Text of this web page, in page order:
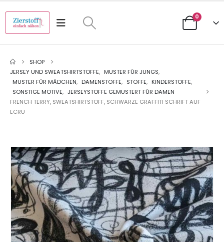
0
SHOP
JERSEY UND SWEATSHIRTSTOFFE, MUSTER FÜR JUNGS,
MUSTER FÜR MÄDCHEN, DAMENSTOFFE, STOFFE, KINDERSTOFFE,
SONSTIGE MOTIVE, JERSEYSTOFFE GEMUSTERT FÜR DAMEN
FRENCH TERRY, SWEATSHIRTSTOFF, SCHWARZE GRAFFITI SCHRIFT AUF
ECRU